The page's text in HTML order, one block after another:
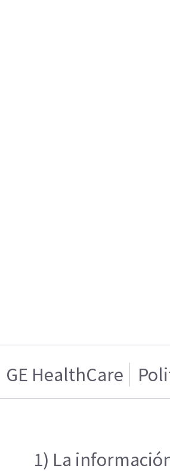
GE HealthCare
1) La